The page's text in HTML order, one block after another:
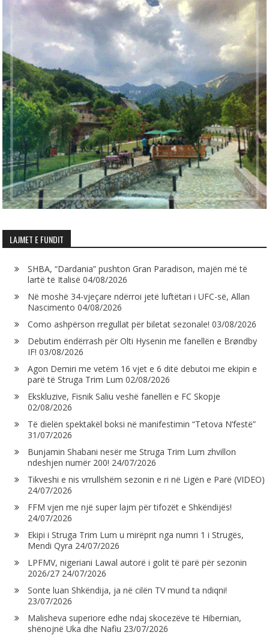
LAJMET E FUNDIT
SHBA, “Dardania” pushton Gran Paradison, majën më të
lartë të Italisë 04/08/2026
Në moshë 34-vjeçare ndërroi jetë luftëtari i UFC-së, Allan
Nascimento 04/08/2026
Como ashpërson rregullat për biletat sezonale! 03/08/2026
Debutim ëndërrash për Olti Hysenin me fanellën e Brøndby
IF! 03/08/2026
Agon Demiri me vetëm 16 vjet e 6 ditë debutoi me ekipin e
parë të Struga Trim Lum 02/08/2026
Ekskluzive, Fisnik Saliu veshë fanellën e FC Skopje
02/08/2026
Të dielën spektakël boksi në manifestimin “Tetova N’festë”
31/07/2026
Bunjamin Shabani nesër me Struga Trim Lum zhvillon
ndeshjen numër 200! 24/07/2026
Tikveshi e nis vrrullshëm sezonin e ri në Ligën e Parë (VIDEO)
24/07/2026
FFM vjen me një super lajm për tifozët e Shkëndijës!
24/07/2026
Ekipi i Struga Trim Lum u mirëprit nga numri 1 i Strugës,
Mendi Qyra 24/07/2026
LPFMV, nigeriani Lawal autorë i golit të parë për sezonin
2026/27 24/07/2026
Sonte luan Shkëndija, ja në cilën TV mund ta ndiqni!
23/07/2026
Malisheva superiore edhe ndaj skocezëve të Hibernian,
shënojnë Uka dhe Nafiu 23/07/2026